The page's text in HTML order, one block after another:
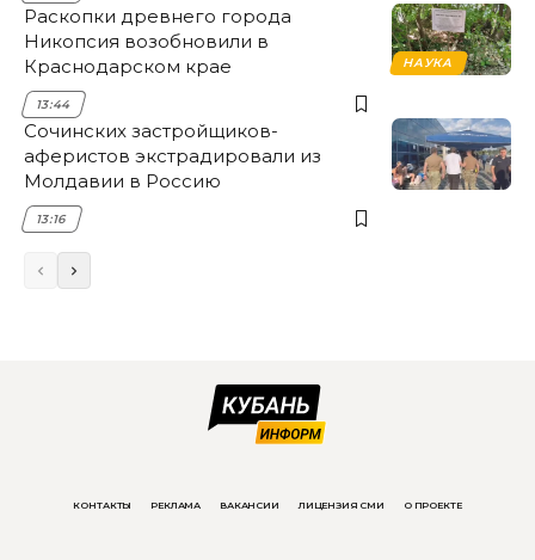
НАУКА
Раскопки древнего города
Никопсия возобновили в
Краснодарском крае
13:44
Сочинских застройщиков-
аферистов экстрадировали из
Молдавии в Россию
13:16
КОНТАКТЫ РЕКЛАМА ВАКАНСИИ ЛИЦЕНЗИЯ СМИ О ПРОЕКТЕ